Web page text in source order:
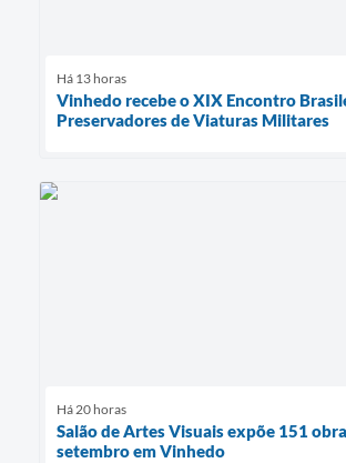
Há 13 horas
Vinhedo recebe o XIX Encontro
Preservadores de Viaturas Militares
Há 20 horas
Salão de Artes Visuais expõe 151
setembro em Vinhedo